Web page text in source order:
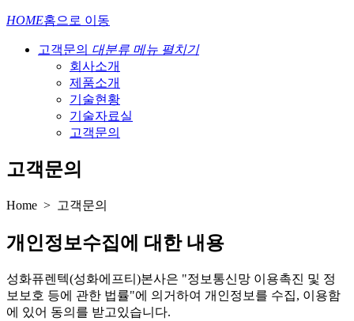
HOME홈으로 이동
고객문의 대분류 메뉴 펼치기
회사소개
제품소개
기술현황
기술자료실
고객문의
고객문의
Home > 고객문의
개인정보수집에 대한 내용
성화퓨렌텍(성화에프티)본사은 "정보통신망 이용촉진 및 정
보보호 등에 관한 법률"에 의거하여 개인정보를 수집, 이용함
에 있어 동의를 받고있습니다.